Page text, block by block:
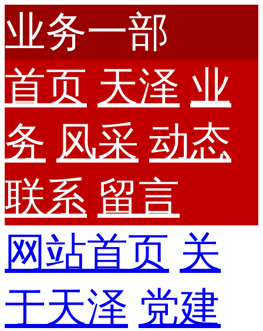
业务一部
首页 天泽 业
务 风采 动态
联系 留言
网站首页 关
于天泽 党建